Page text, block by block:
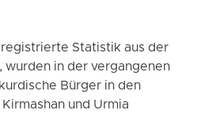
Statistik aus der
wurden in der vergangenen
Bürger in den
und Urmia